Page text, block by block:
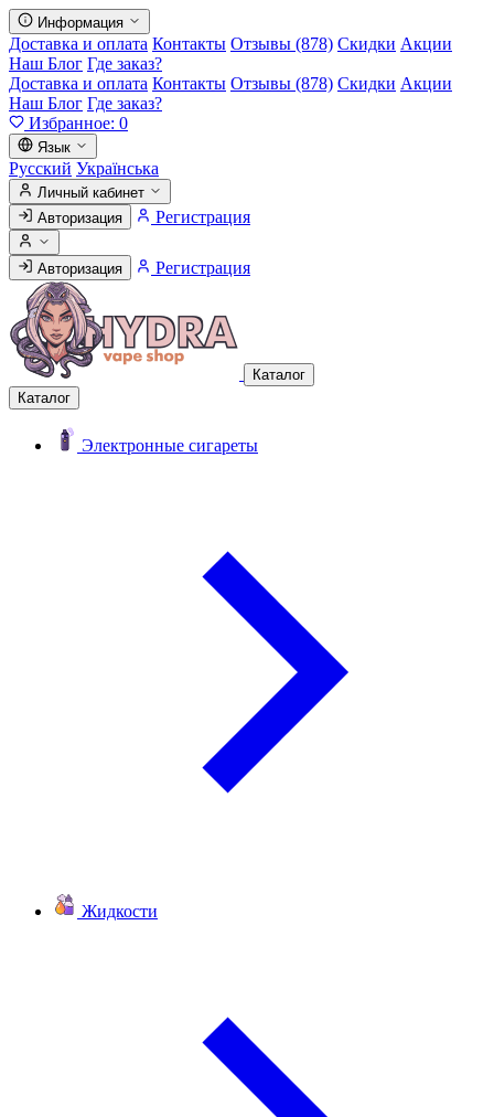
Информация
Доставка и оплата Контакты Отзывы (878) Скидки Акции
Наш Блог Где заказ?
Доставка и оплата Контакты Отзывы (878) Скидки Акции
Наш Блог Где заказ?
Избранное: 0
Язык
Русский Українська
Личный кабинет
Авторизация
Регистрация
Авторизация Регистрация
Каталог
Каталог
Электронные сигареты
Жидкости